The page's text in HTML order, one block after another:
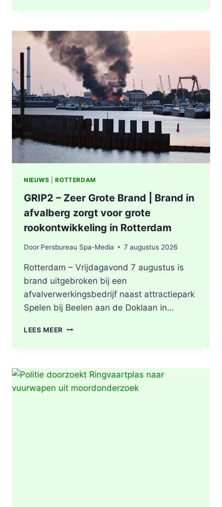
IN
WATER,
POLITIE
ONDERZOEKT
INCIDENT
AAN
SLACHTHUISKADE
ROTTERDAM
NIEUWS |ROTTERDAM
GRIP2 – Zeer Grote Brand | Brand in
afvalberg zorgt voor grote
rookontwikkeling in Rotterdam
Door Persbureau Spa-Media 7 augustus 2026
Rotterdam – Vrijdagavond 7 augustus is
brand uitgebroken bij een
afvalverwerkingsbedrijf naast attractiepark
Spelen bij Beelen aan de Doklaan in…
LEES MEER GRIP2
BRAND
|
BRAND